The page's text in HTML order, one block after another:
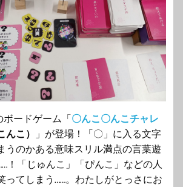
ボードゲーム「〇んこ〇んこチャレ
んこ）
」が登場！「〇」に入る文字
うのかある意味スリル満点の言葉遊
！「じゅんこ」「ぴんこ」などの人
ってしまう……。わたしがとっさにお